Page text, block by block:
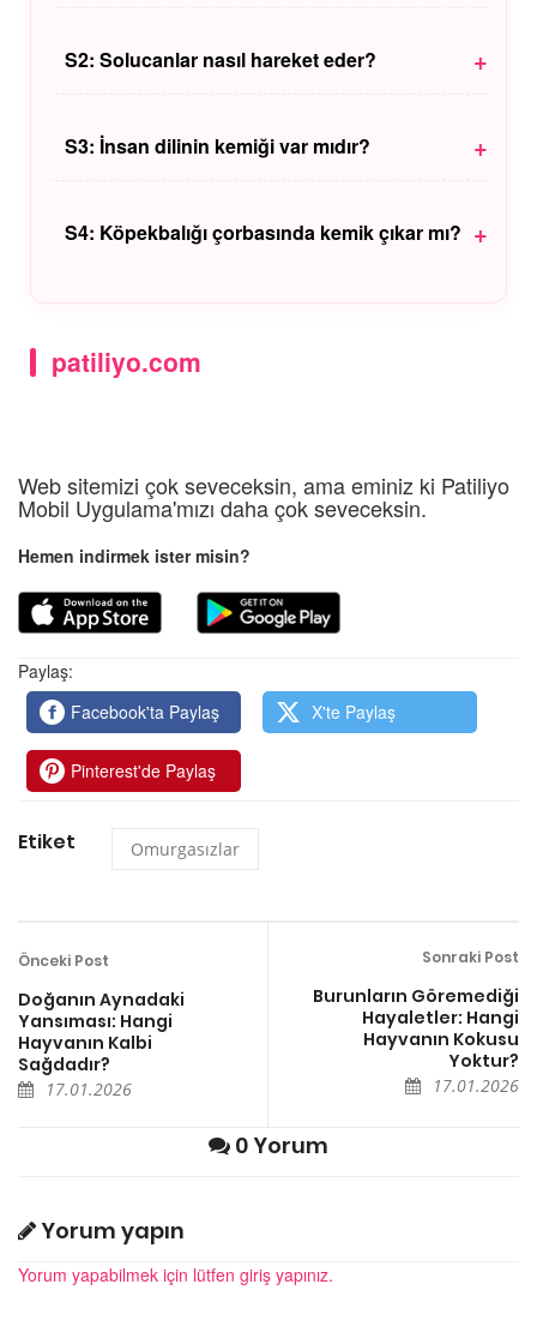
(Exoskeleton) vardır. Vücutlarını saran kitin tabakası,
S2: Solucanlar nasıl hareket eder? +
vücut sıvılarının basıncını (hidrostatik iskelet) ve
kaslarını kullanırlar. Kaslarını sıkarak sıvı basıncını
S3: İnsan dilinin kemiği var mıdır? +
kemiksiz çalışan çok güçlü bir kas grubudur. Ahtapot
kolları ve fil hortumu da aynı prensiple çalışır.
S4: Köpekbalığı çorbasında kemik çıkar mı? +
yüzgeçleri kıkırdak liflerinden (ceratotrichia) oluşur
patiliyo.com
Web sitemizi çok seveceksin, ama eminiz ki Patiliyo
Mobil Uygulama'mızı daha çok seveceksin.
Hemen indirmek ister misin?
Paylaş:
Facebook'ta Paylaş
X'te Paylaş
Pinterest'de Paylaş
Etiket Omurgasızlar
Önceki Post
Doğanın Aynadaki
Yansıması: Hangi
Hayvanın Kalbi
Sağdadır?
17.01.2026
Sonraki Post
Burunların Göremediği
Hayaletler: Hangi
Hayvanın Kokusu
Yoktur?
17.01.2026
0 Yorum
Yorum yapın
Yorum yapabilmek için lütfen giriş yapınız.